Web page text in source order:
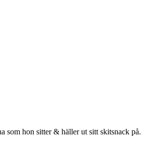
som hon sitter & häller ut sitt skitsnack på.